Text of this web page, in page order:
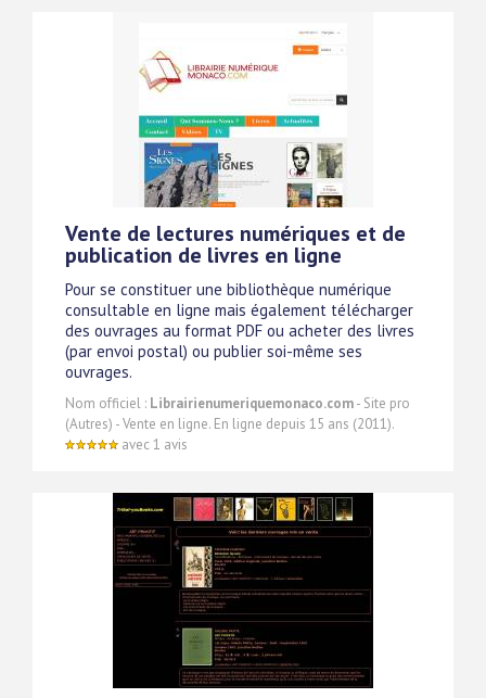
Vente de lectures numériques et de
publication de livres en ligne
Pour se constituer une bibliothèque numérique
consultable en ligne mais également télécharger
des ouvrages au format PDF ou acheter des livres
(par envoi postal) ou publier soi-même ses
ouvrages.
Nom officiel : Librairienumeriquemonaco.com- Site pro
(Autres) - Vente en ligne. En ligne depuis 15 ans (2011).
avec 1 avis